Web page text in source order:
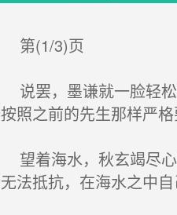
第(1/3)页
说罢，墨谦就一脸轻
按照之前的先生那样严格
望着海水，秋玄竭尽
无法抵抗，在海水之中